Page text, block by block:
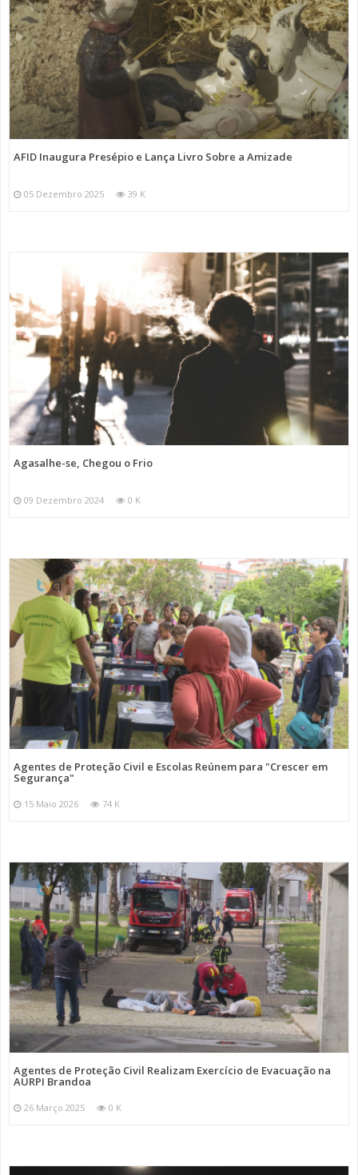
AFID Inaugura Presépio e Lança Livro Sobre a Amizade
05 Dezembro 2025 39 K
Agasalhe-se, Chegou o Frio
09 Dezembro 2024 0 K
Agentes de Proteção Civil e Escolas Reúnem para "Crescer em
Segurança"
15 Maio 2026 74 K
Agentes de Proteção Civil Realizam Exercício de Evacuação na
AURPI Brandoa
26 Março 2025 0 K